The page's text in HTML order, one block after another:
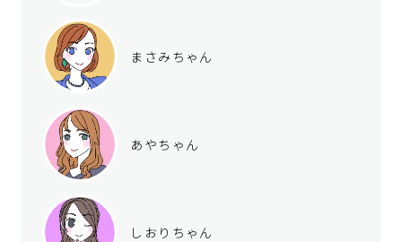
まさみちゃん
あやちゃん
しおりちゃん